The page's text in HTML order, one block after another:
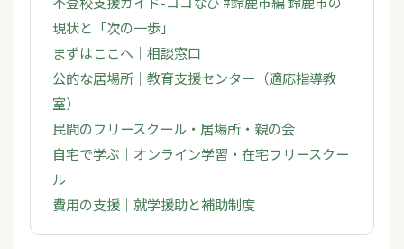
現状と「次の一歩」
まずはここへ｜相談窓口
公的な居場所｜教育支援センター（適応指導教
室）
民間のフリースクール・居場所・親の会
自宅で学ぶ｜オンライン学習・在宅フリースクー
ル
費用の支援｜就学援助と補助制度